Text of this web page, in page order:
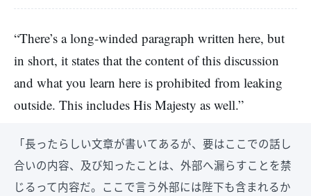
“There’s a long-winded paragraph written here, but
in short, it states that the content of this discussion
and what you learn here is prohibited from leaking
outside. This includes His Majesty as well.”
「長ったらしい文章が書いてあるが、要はここでの話し
合いの内容、及び知ったことは、外部へ漏らすことを禁
じるって内容だ。ここで言う外部には陛下も含まれるか